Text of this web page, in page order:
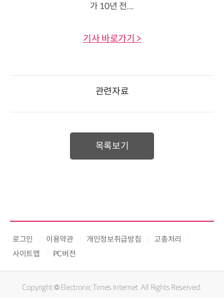
가 10년 전....
기사 바로가기 >
관련자료
목록보기
로그인 이용약관 개인정보취급방침
고충처리
사이트맵
PC버전
Copyright © Electronic Times Internet. All Rights Reserved.